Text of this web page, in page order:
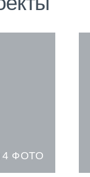
4 ФОТО